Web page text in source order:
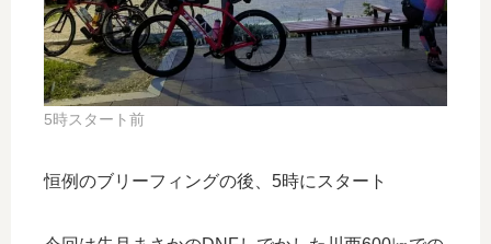
5時スタート前
恒例のブリーフィングの後、5時にスタート